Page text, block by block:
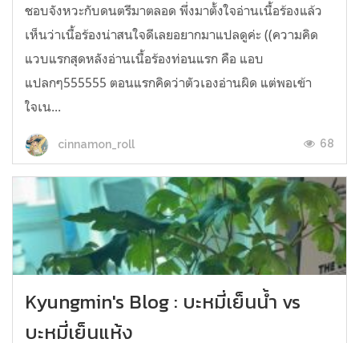
ชอบจังหวะกับดนตรีมาตลอด พึ่งมาตั้งใจอ่านเนื้อร้องแล้ว
เห็นว่าเนื้อร้องน่าสนใจดีเลยอยากมาแปลดูค่ะ ((ความคิด
แวบแรกสุดหลังอ่านเนื้อร้องท่อนแรก คือ แอบ
แปลกๆ555555 ตอนแรกคิดว่าตัวเองอ่านผิด แต่พอเข้า
ใจเน...
cinnamon_roll 68
Kyungmin's Blog : บะหมี่เย็นน้ำ vs
บะหมี่เย็นแห้ง